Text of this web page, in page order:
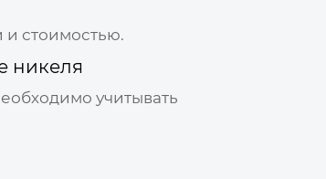
и стоимостью.
никеля
учитывать